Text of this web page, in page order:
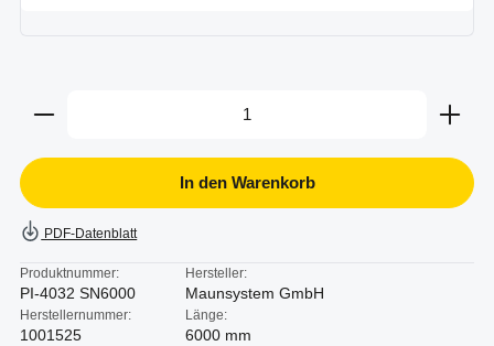
Produkt Anzahl: Gib den gewünschten Wert ein
In den Warenkorb
PDF-Datenblatt
Produktnummer:
PI-4032 SN6000
Hersteller:
Maunsystem GmbH
Herstellernummer:
1001525
Länge:
6000 mm